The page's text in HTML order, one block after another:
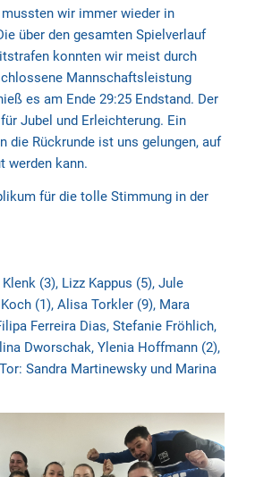
wir immer wieder in
über den gesamten Spielverlauf
konnten wir meist durch
Mannschaftsleistung
es am Ende 29:25 Endstand. Der
Jubel und Erleichterung. Ein
die Rückrunde ist uns gelungen, auf
werden kann.
für die tolle Stimmung in der
(3), Lizz Kappus (5), Jule
(1), Alisa Torkler (9), Mara
Ferreira Dias, Stefanie Fröhlich,
Dworschak, Ylenia Hoffmann (2),
Sandra Martinewsky und Marina